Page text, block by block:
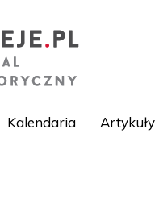
Kalendaria Artykuły